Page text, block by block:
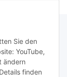
Sie den
YouTube,
ändern
finden